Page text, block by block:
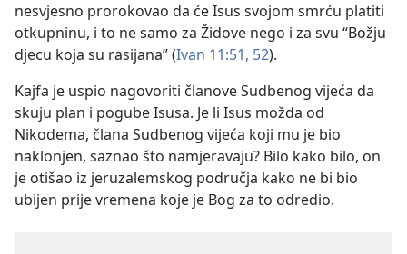
nesvjesno prorokovao da će Isus svojom smrću platiti
otkupninu, i to ne samo za Židove nego i za svu “Božju
djecu koja su rasijana” (Ivan 11:51, 52).
Kajfa je uspio nagovoriti članove Sudbenog vijeća da
skuju plan i pogube Isusa. Je li Isus možda od
Nikodema, člana Sudbenog vijeća koji mu je bio
naklonjen, saznao što namjeravaju? Bilo kako bilo, on
je otišao iz jeruzalemskog područja kako ne bi bio
ubijen prije vremena koje je Bog za to odredio.